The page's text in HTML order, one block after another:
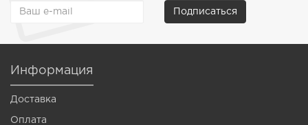
Подписаться
Информация
Доставка
Оплата